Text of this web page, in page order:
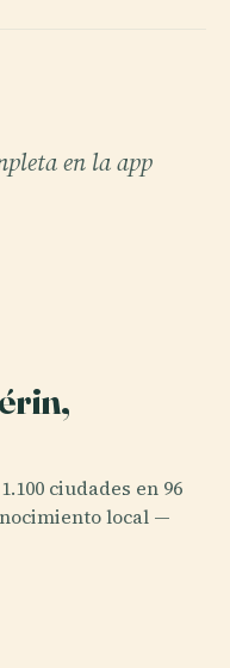
en la app
ciudades en 96
local —